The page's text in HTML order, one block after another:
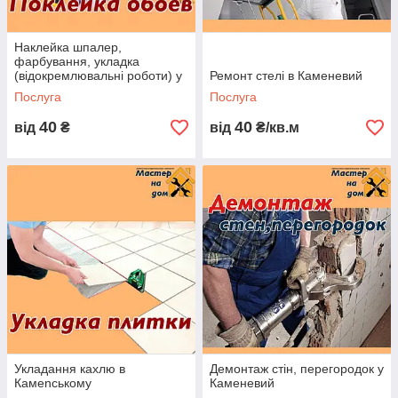
АЛГОРИТМ НАШОЇ РОБОТИ
СКЛАДАННЯ КОШТОРИСУ
"ПІД КЛЮЧ"
був виконаний
"Під ключ".
Наклейка шпалер,
фарбування, укладка
(відокремлювальні роботи) у
Каменський
Послуга
від 40 ₴
Ремонт стелі в Каменевий
Послуга
від 40 ₴/кв.м
Укладання кахлю в
Камenському
Демонтаж стін, перегородок у
Каменевий